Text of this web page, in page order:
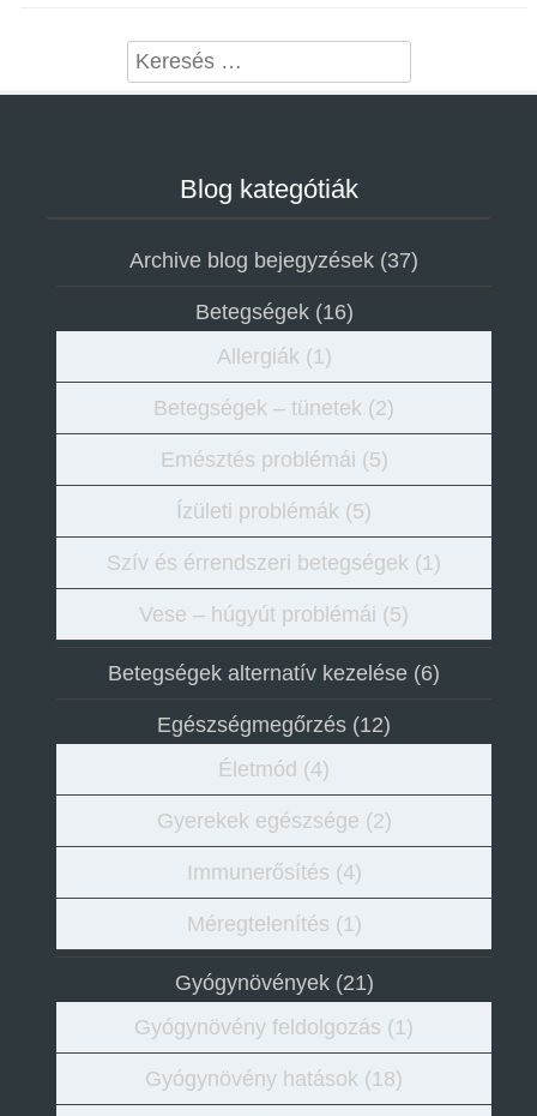
Search
Blog kategótiák
Archive blog bejegyzések (37)
Betegségek(16)
Allergiák (1)
Betegségek – tünetek (2)
Emésztés problémái (5)
Ízületi problémák (5)
Szív és érrendszeri betegségek (1)
Vese – húgyút problémái (5)
Betegségek alternatív kezelése (6)
Egészségmegőrzés (12)
Életmód (4)
Gyerekek egészsége (2)
Immunerősítés (4)
Méregtelenítés (1)
Gyógynövények(21)
Gyógynövény feldolgozás (1)
Gyógynövény hatások (18)